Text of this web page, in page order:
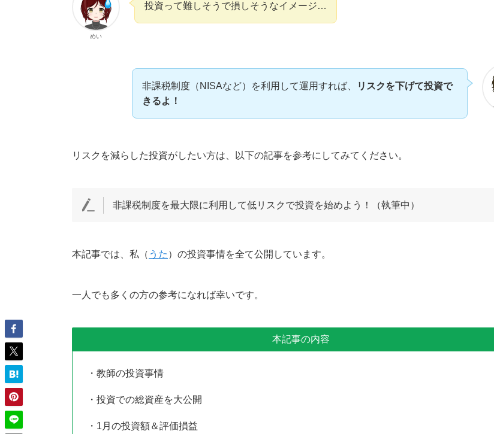
めい
投資って難しそうで損しそうなイメージ…
非課税制度（NISAなど）を利用して運用すれば、
リスクを下げて投資で
きるよ！
リスクを減らした投資がしたい方は、以下の記事を参考にしてみてください。
非課税制度を最大限に利用して低リスクで投資を始めよう！（執筆中）
本記事では、私（ うた ）の投資事情を全て公開しています。
一人でも多くの方の参考になれば幸いです。
本記事の内容
・教師の投資事情
・投資での総資産を大公開
・1月の投資額＆評価損益